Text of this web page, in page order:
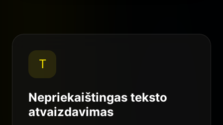
T
Nepriekaištingas teksto
atvaizdavimas